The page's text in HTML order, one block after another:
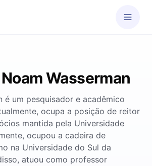
Wasserman
é um pesquisador e acadêmico
ocupa a posição de reitor
mantida pela Universidade
ocupou a cadeira de
na Universidade do Sul da
atuou como professor